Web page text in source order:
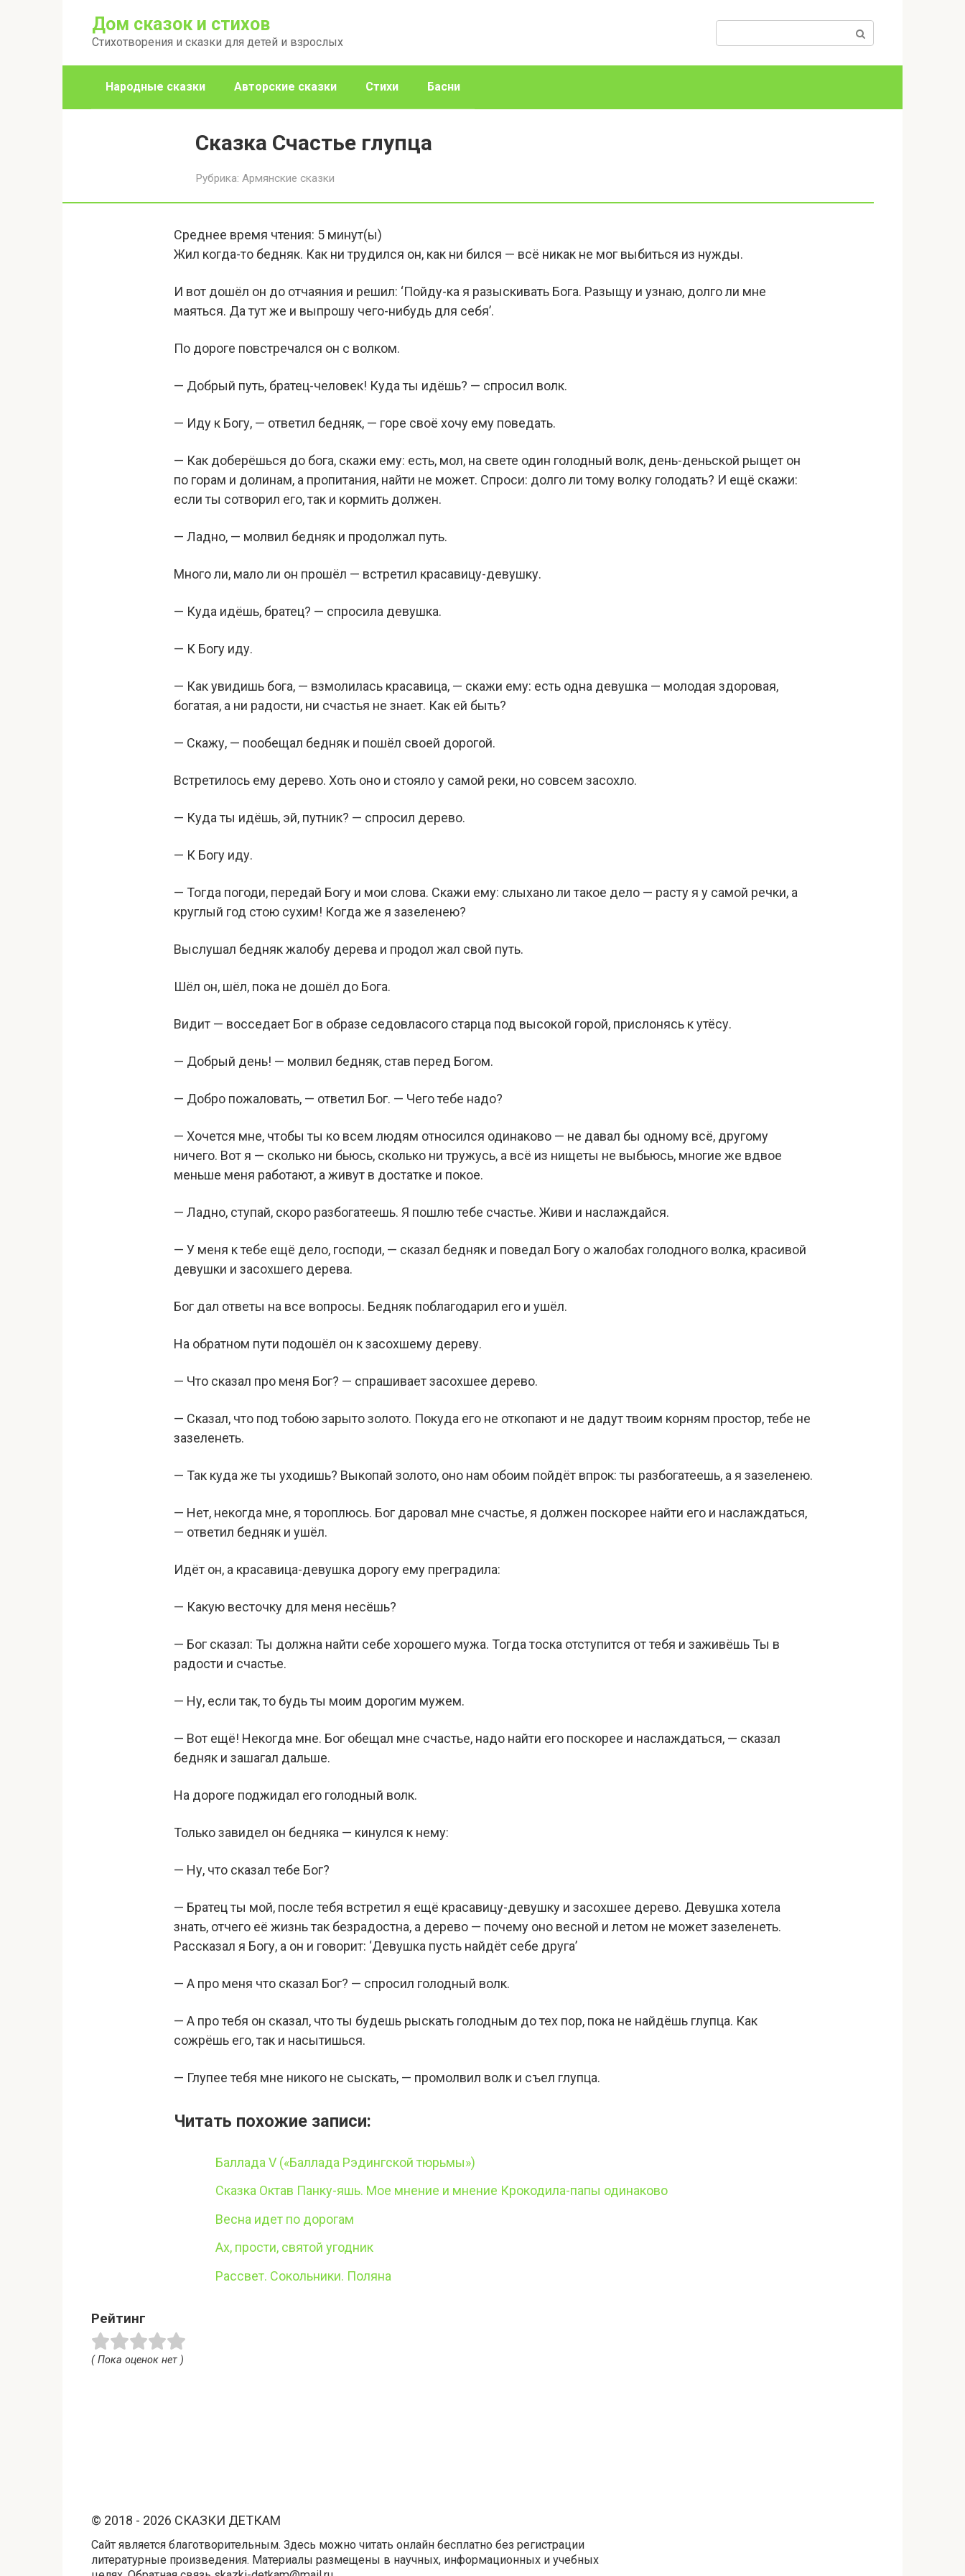
Дом сказок и стихов
Стихотворения и сказки для детей и взрослых
Народные сказки Авторские сказки Стихи Басни
Сказка Счастье глупца
Рубрика: Армянские сказки
Среднее время чтения: 5 минут(ы)
Жил когда-то бедняк. Как ни трудился он, как ни бился — всё никак не мог выбиться из нужды.
И вот дошёл он до отчаяния и решил: ‘Пойду-ка я разыскивать Бога. Разыщу и узнаю, долго ли мне
маяться. Да тут же и выпрошу чего-нибудь для себя’.
По дороге повстречался он с волком.
— Добрый путь, братец-человек! Куда ты идёшь? — спросил волк.
— Иду к Богу, — ответил бедняк, — горе своё хочу ему поведать.
— Как доберёшься до бога, скажи ему: есть, мол, на свете один голодный волк, день-деньской рыщет он
по горам и долинам, а пропитания, найти не может. Спроси: долго ли тому волку голодать? И ещё скажи:
если ты сотворил его, так и кормить должен.
— Ладно, — молвил бедняк и продолжал путь.
Много ли, мало ли он прошёл — встретил красавицу-девушку.
— Куда идёшь, братец? — спросила девушка.
— К Богу иду.
— Как увидишь бога, — взмолилась красавица, — скажи ему: есть одна девушка — молодая здоровая,
богатая, а ни радости, ни счастья не знает. Как ей быть?
— Скажу, — пообещал бедняк и пошёл своей дорогой.
Встретилось ему дерево. Хоть оно и стояло у самой реки, но совсем засохло.
— Куда ты идёшь, эй, путник? — спросил дерево.
— К Богу иду.
— Тогда погоди, передай Богу и мои слова. Скажи ему: слыхано ли такое дело — расту я у самой речки, а
круглый год стою сухим! Когда же я зазеленею?
Выслушал бедняк жалобу дерева и продол жал свой путь.
Шёл он, шёл, пока не дошёл до Бога.
Видит — восседает Бог в образе седовласого старца под высокой горой, прислонясь к утёсу.
— Добрый день! — молвил бедняк, став перед Богом.
— Добро пожаловать, — ответил Бог. — Чего тебе надо?
— Хочется мне, чтобы ты ко всем людям относился одинаково — не давал бы одному всё, другому
ничего. Вот я — сколько ни бьюсь, сколько ни тружусь, а всё из нищеты не выбьюсь, многие же вдвое
меньше меня работают, а живут в достатке и покое.
— Ладно, ступай, скоро разбогатеешь. Я пошлю тебе счастье. Живи и наслаждайся.
— У меня к тебе ещё дело, господи, — сказал бедняк и поведал Богу о жалобах голодного волка, красивой
девушки и засохшего дерева.
Бог дал ответы на все вопросы. Бедняк поблагодарил его и ушёл.
На обратном пути подошёл он к засохшему дереву.
— Что сказал про меня Бог? — спрашивает засохшее дерево.
— Сказал, что под тобою зарыто золото. Покуда его не откопают и не дадут твоим корням простор, тебе не
зазеленеть.
— Так куда же ты уходишь? Выкопай золото, оно нам обоим пойдёт впрок: ты разбогатеешь, а я зазеленею.
— Нет, некогда мне, я тороплюсь. Бог даровал мне счастье, я должен поскорее найти его и наслаждаться,
— ответил бедняк и ушёл.
Идёт он, а красавица-девушка дорогу ему преградила:
— Какую весточку для меня несёшь?
— Бог сказал: Ты должна найти себе хорошего мужа. Тогда тоска отступится от тебя и заживёшь Ты в
радости и счастье.
— Ну, если так, то будь ты моим дорогим мужем.
— Вот ещё! Некогда мне. Бог обещал мне счастье, надо найти его поскорее и наслаждаться, — сказал
бедняк и зашагал дальше.
На дороге поджидал его голодный волк.
Только завидел он бедняка — кинулся к нему:
— Ну, что сказал тебе Бог?
— Братец ты мой, после тебя встретил я ещё красавицу-девушку и засохшее дерево. Девушка хотела
знать, отчего её жизнь так безрадостна, а дерево — почему оно весной и летом не может зазеленеть.
Рассказал я Богу, а он и говорит: ‘Девушка пусть найдёт себе друга’
— А про меня что сказал Бог? — спросил голодный волк.
— А про тебя он сказал, что ты будешь рыскать голодным до тех пор, пока не найдёшь глупца. Как
сожрёшь его, так и насытишься.
— Глупее тебя мне никого не сыскать, — промолвил волк и съел глупца.
Читать похожие записи:
Баллада V («Баллада Рэдингской тюрьмы»)
Сказка Октав Панку-яшь. Мое мнение и мнение Крокодила-папы одинаково
Весна идет по дорогам
Ах, прости, святой угодник
Рассвет. Сокольники. Поляна
Рейтинг
( Пока оценок нет )
© 2018 - 2026 СКАЗКИ ДЕТКАМ
Сайт является благотворительным. Здесь можно читать онлайн бесплатно без регистрации
литературные произведения. Материалы размещены в научных, информационных и учебных